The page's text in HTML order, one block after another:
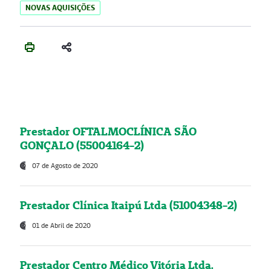
NOVAS AQUISIÇÕES
Prestador OFTALMOCLÍNICA SÃO
GONÇALO (55004164-2)
07 de Agosto de 2020
Prestador Clínica Itaipú Ltda (51004348-2)
01 de Abril de 2020
Prestador Centro Médico Vitória Ltda,